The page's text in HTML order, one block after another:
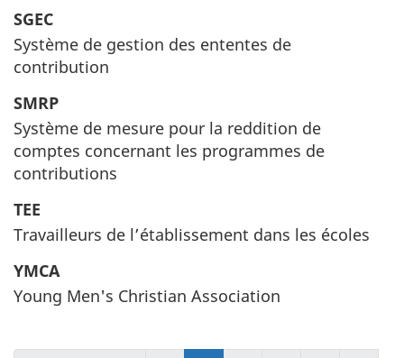
SGEC
Système de gestion des ententes de
contribution
SMRP
Système de mesure pour la reddition de
comptes concernant les programmes de
contributions
TEE
Travailleurs de l’établissement dans les écoles
YMCA
Young Men's Christian Association